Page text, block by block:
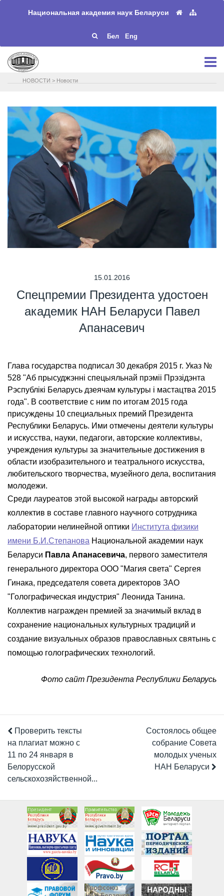
Национальная академия наук Беларуси
Бел Eng
НОВОСТИ > Новости
15.01.2016
Спецпремии Президента удостоен
академик НАН Беларуси Павел
Апанасевич
Глава государства подписал 30 декабря 2015 г. Указ №
528 "Аб прысуджэннi спецыяльнай прэмii Прэзiдэнта
Рэспублiкi Беларусь дзеячам культуры i мастацтва 2015
года". В соответствие с ним по итогам 2015 года
присуждены 10 специальных премий Президента
Республики Беларусь. Ими отмечены деятели культуры
и искусства, науки, педагоги, авторские коллективы,
учреждения культуры за значительные достижения в
области изобразительного и театрального искусства,
любительского творчества, музейного дела, воспитания
молодежи.
Среди лауреатов этой высокой награды авторский
коллектив в составе главного научного сотрудника
лаборатории нелинейной оптики Института физики
имени Б.И.Степанова Национальной академии наук
Беларуси Павла Апанасевича, первого заместителя
генерального директора ООО "Магия света" Сергея
Гинака, председателя совета директоров ЗАО
"Голографическая индустрия" Леонида Танина.
Коллектив награжден премией за значимый вклад в
сохранение национальных культурных традиций и
создание визуальных образов православных святынь с
помощью голографических технологий.
Фото сайт Президента Республики Беларусь
Проверить тексты
на плагиат можно с
11 по 24 января в
Белорусской
сельскохозяйственной...
Состоялось общее
собрание Совета
молодых ученых
НАН Беларуси